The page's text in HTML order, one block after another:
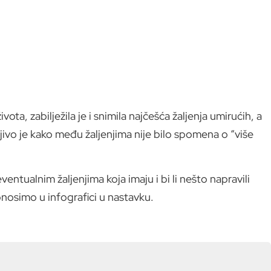
zabilježila je i snimila najčešća žaljenja umirućih, a
je kako među žaljenjima nije bilo spomena o “više
žaljenjima koja imaju i bi li nešto napravili
u infografici u nastavku.